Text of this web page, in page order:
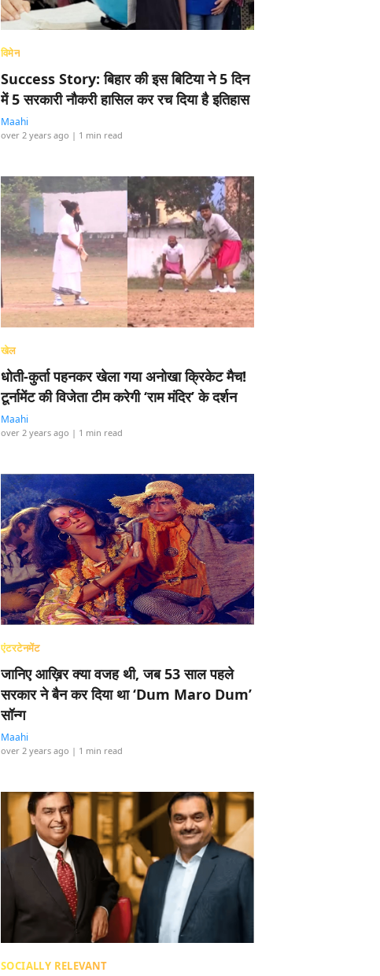
विमेन
Success Story: बिहार की इस बिटिया ने 5 दिन
में 5 सरकारी नौकरी हासिल कर रच दिया है इतिहास
Maahi
over 2 years ago | 1 min read
खेल
धोती-कुर्ता पहनकर खेला गया अनोखा क्रिकेट मैच!
टूर्नामेंट की विजेता टीम करेगी ‘राम मंदिर’ के दर्शन
Maahi
over 2 years ago | 1 min read
एंटरटेनमेंट
जानिए आख़िर क्या वजह थी, जब 53 साल पहले
सरकार ने बैन कर दिया था ‘Dum Maro Dum’
सॉन्ग
Maahi
over 2 years ago | 1 min read
SOCIALLY RELEVANT